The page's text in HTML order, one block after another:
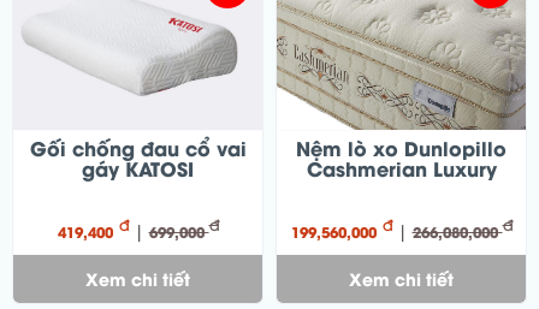
Gối chống đau cổ vai
gáy KATOSI
419,400 đ | 699,000đ
Xem chi tiết
Nệm lò xo Dunlopillo
Cashmerian Luxury
199,560,000 đ | 266,080,000đ
Xem chi tiết